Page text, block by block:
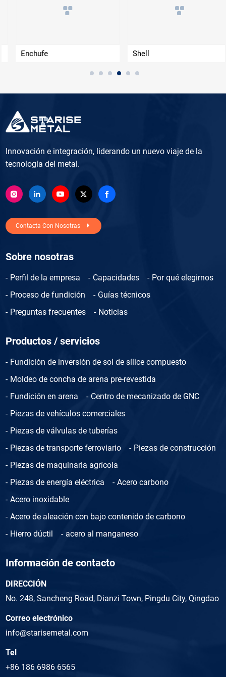
Enchufe Shell
Innovación e integración, liderando un nuevo viaje de la
tecnología del metal.
Contacta Con Nosotras
Sobre nosotras
Perfil de la empresa Capacidades
Por qué elegirnos
Proceso de fundición
Guías técnicos
Preguntas frecuentes
Noticias
Productos / servicios
Fundición de inversión de sol de sílice compuesto
Moldeo de concha de arena pre-revestida
Fundición en arena
Centro de mecanizado de GNC
Piezas de vehículos comerciales
Piezas de válvulas de tuberías
Piezas de transporte ferroviario
Piezas de construcción
Piezas de maquinaria agrícola
Piezas de energía eléctrica
Acero carbono
Acero inoxidable
Acero de aleación con bajo contenido de carbono
Hierro dúctil
acero al manganeso
Información de contacto
DIRECCIÓN
No. 248, Sancheng Road, Dianzi Town, Pingdu City, Qingdao
Correo electrónico
info@starisemetal.com
Tel
+86 186 6986 6565